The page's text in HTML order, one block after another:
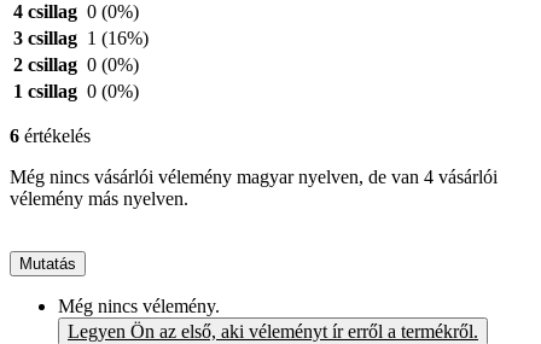
4 csillag 0 (0%)
3 csillag 1 (16%)
2 csillag 0 (0%)
1 csillag 0 (0%)
6 értékelés
Még nincs vásárlói vélemény magyar nyelven, de van 4 vásárlói
vélemény más nyelven.
Mutatás
Még nincs vélemény.
Legyen Ön az első, aki véleményt ír erről a termékről.